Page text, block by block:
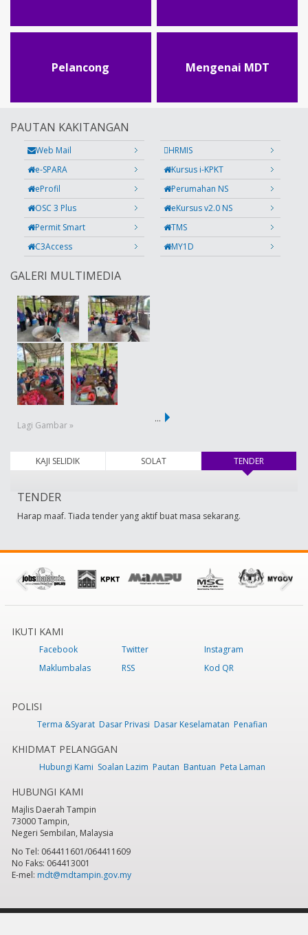
Pelancong Mengenai MDT
PAUTAN KAKITANGAN
Web Mail
HRMIS
e-SPARA
Kursus i-KPKT
eProfil
Perumahan NS
OSC 3 Plus
eKursus v2.0 NS
Permit Smart
TMS
C3Access
MY1D
GALERI MULTIMEDIA
Lagi Gambar »
…
KAJI SELIDIK SOLAT TENDER
TENDER
Harap maaf. Tiada tender yang aktif buat masa sekarang.
IKUTI KAMI
Facebook Twitter
Instagram
Maklumbalas
RSS Kod QR
POLISI
Terma &Syarat Dasar Privasi Dasar Keselamatan Penafian
KHIDMAT PELANGGAN
Hubungi Kami Soalan Lazim Pautan Bantuan Peta Laman
HUBUNGI KAMI
Majlis Daerah Tampin
73000 Tampin,
Negeri Sembilan, Malaysia
No Tel: 064411601/064411609
No Faks: 064413001
E-mel: mdt@mdtampin.gov.my